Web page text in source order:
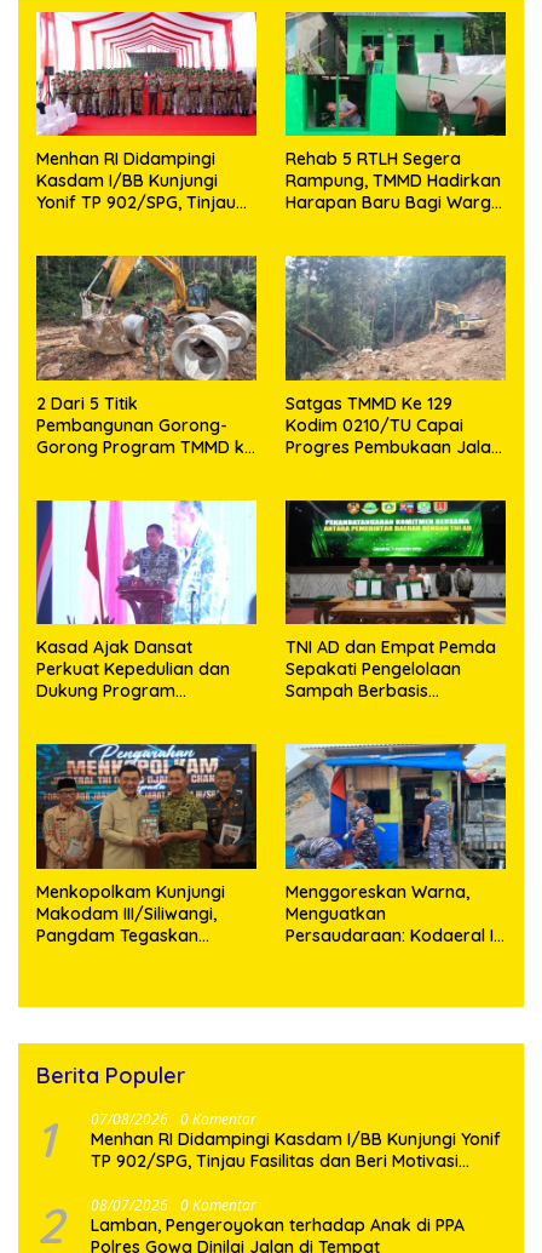
Menhan RI Didampingi
Kasdam I/BB Kunjungi
Yonif TP 902/SPG, Tinjau
Rehab 5 RTLH Segera
Rampung, TMMD Hadirkan
Harapan Baru Bagi Warga
2 Dari 5 Titik
Pembangunan Gorong-
Gorong Program TMMD ke
Satgas TMMD Ke 129
Kodim 0210/TU Capai
Progres Pembukaan Jalan
Kasad Ajak Dansat
Perkuat Kepedulian dan
Dukung Program
TNI AD dan Empat Pemda
Sepakati Pengelolaan
Sampah Berbasis
Menkopolkam Kunjungi
Makodam III/Siliwangi,
Pangdam Tegaskan
‎Menggoreskan Warna,
Menguatkan
Persaudaraan: Kodaeral I
Berita Populer
1 07/08/2026 0 Komentar
Menhan RI Didampingi Kasdam I/BB Kunjungi Yonif
TP 902/SPG, Tinjau Fasilitas dan Beri Motivasi
2 08/07/2026 0 Komentar
Lamban, Pengeroyokan terhadap Anak di PPA
Polres Gowa Dinilai Jalan di Tempat